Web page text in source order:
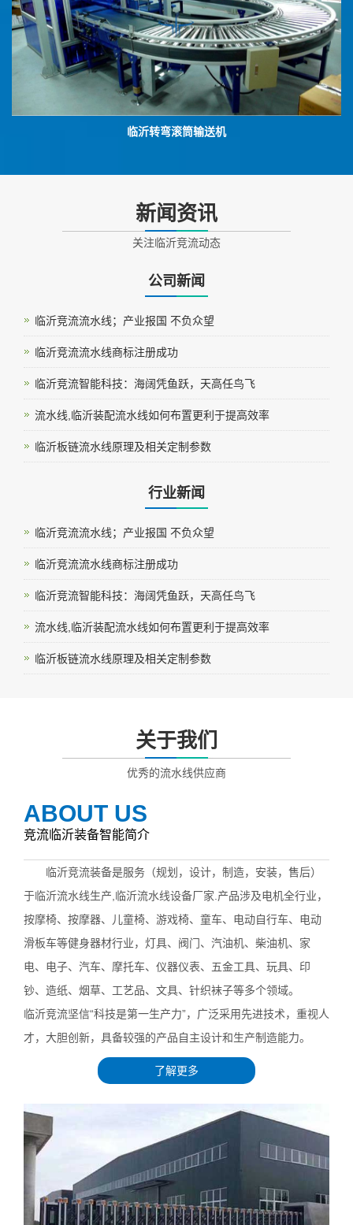
临沂转弯滚筒输送机
新闻资讯
关注临沂竞流动态
公司新闻
临沂竞流流水线；产业报国 不负众望
临沂竞流流水线商标注册成功
临沂竞流智能科技：海阔凭鱼跃，天高任鸟飞
流水线,临沂装配流水线如何布置更利于提高效率
临沂板链流水线原理及相关定制参数
行业新闻
临沂竞流流水线；产业报国 不负众望
临沂竞流流水线商标注册成功
临沂竞流智能科技：海阔凭鱼跃，天高任鸟飞
流水线,临沂装配流水线如何布置更利于提高效率
临沂板链流水线原理及相关定制参数
关于我们
优秀的流水线供应商
ABOUT US
竞流临沂装备智能简介
临沂竞流装备是服务（规划，设计，制造，安装，售后）
于临沂流水线生产,临沂流水线设备厂家.产品涉及电机全行业，
按摩椅、按摩器、儿童椅、游戏椅、童车、电动自行车、电动
滑板车等健身器材行业，灯具、阀门、汽油机、柴油机、家
电、电子、汽车、摩托车、仪器仪表、五金工具、玩具、印
钞、造纸、烟草、工艺品、文具、针织袜子等多个领域。
临沂竞流坚信“科技是第一生产力”，广泛采用先进技术，重视人
才，大胆创新，具备较强的产品自主设计和生产制造能力。
了解更多